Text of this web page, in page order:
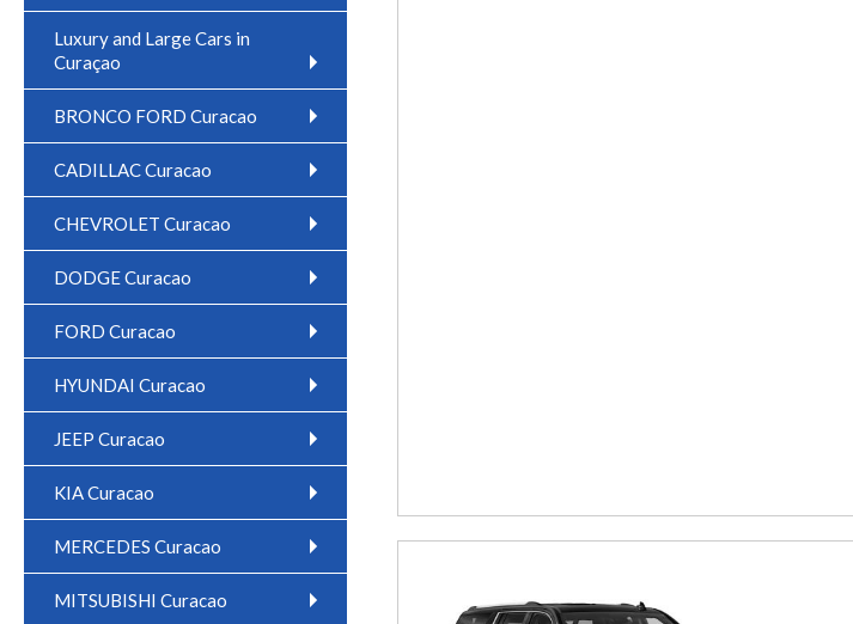
Luxury and Large Cars in
Curaçao
BRONCO FORD Curacao
CADILLAC Curacao
CHEVROLET Curacao
DODGE Curacao
FORD Curacao
HYUNDAI Curacao
JEEP Curacao
KIA Curacao
MERCEDES Curacao
MITSUBISHI Curacao